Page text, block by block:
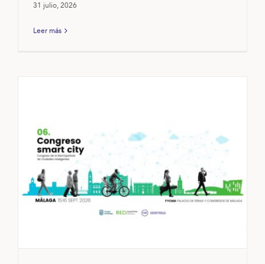
31 julio, 2026
Leer más